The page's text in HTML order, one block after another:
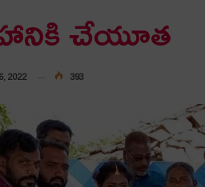
చేయూత
2022 393